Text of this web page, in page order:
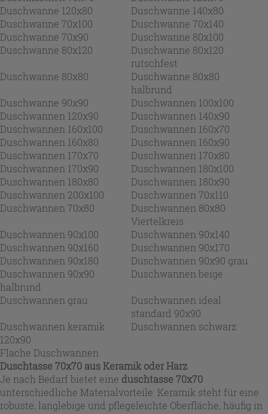
Duschwanne 120x80
Duschwanne 140x80
Duschwanne 70x100
Duschwanne 70x140
Duschwanne 70x90
Duschwanne 80x100
Duschwanne 80x120
Duschwanne 80x120
rutschfest
Duschwanne 80x80
Duschwanne 80x80
halbrund
Duschwanne 90x90
Duschwannen 100x100
Duschwannen 120x90
Duschwannen 140x90
Duschwannen 160x100
Duschwannen 160x70
Duschwannen 160x80
Duschwannen 160x90
Duschwannen 170x70
Duschwannen 170x80
Duschwannen 170x90
Duschwannen 180x100
Duschwannen 180x80
Duschwannen 180x90
Duschwannen 200x100
Duschwannen 70x110
Duschwannen 70x80
Duschwannen 80x80
Viertelkreis
Duschwannen 90x100
Duschwannen 90x140
Duschwannen 90x160
Duschwannen 90x170
Duschwannen 90x180
Duschwannen 90x90 grau
Duschwannen 90x90
halbrund
Duschwannen beige
Duschwannen grau
Duschwannen ideal
standard 90x90
Duschwannen keramik
120x90
Duschwannen schwarz
Flache Duschwannen
Duschtasse 70x70 aus Keramik oder Harz
Je nach Bedarf bietet eine duschtasse 70x70
unterschiedliche Materialvorteile: Keramik steht für eine
robuste, langlebige und pflegeleichte Oberfläche, häufig in